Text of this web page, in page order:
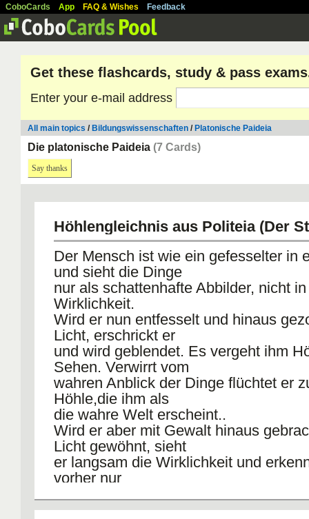
CoboCards App FAQ & Wishes Feedback
Get these flashcards, study & pass
Enter your e-mail address
All main topics / Bildungswissenschaften / Platonische Paideia
Die platonische Paideia (7 Cards)
Say thanks
Höhlengleichnis aus Politeia (Der
Der Mensch ist wie ein gefesselter in
und sieht die Dinge
nur als schattenhafte Abbilder, nicht in
Wirklichkeit.
Wird er nun entfesselt und hinaus
Licht, erschrickt er
und wird geblendet. Es vergeht ihm
Sehen. Verwirrt vom
wahren Anblick der Dinge flüchtet er
Höhle,die ihm als
die wahre Welt erscheint..
Wird er aber mit Gewalt hinaus
Licht gewöhnt, sieht
er langsam die Wirklichkeit und
vorher nur
Wenn er die Sonne als